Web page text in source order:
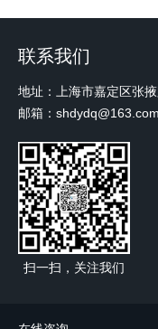
联系我们
地址：上海市嘉定区张
邮箱：shdydq@163.com
扫一扫，关注我们